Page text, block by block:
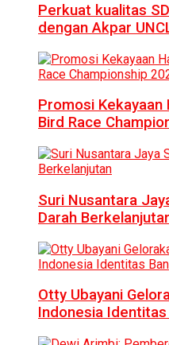
Perkuat kualitas
dengan Akpar
Promosi Kekayaan
Bird Race
Suri Nusantara
Darah
Otty Ubayani
Indonesia Identitas